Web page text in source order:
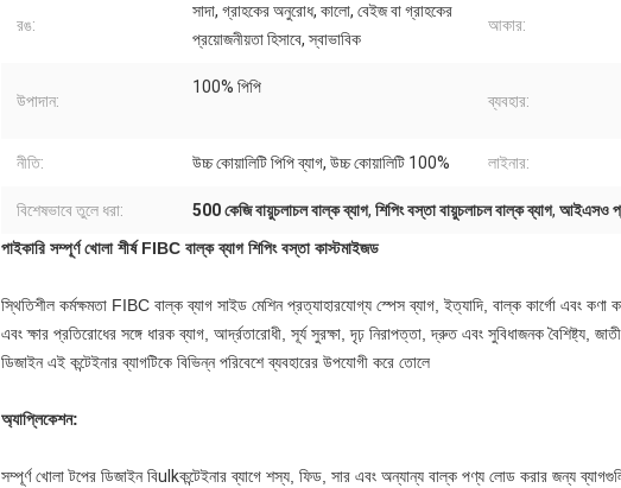
রঙ:
সাদা, গ্রাহকের অনুরোধ, কালো, বেইজ বা গ্রাহকের
প্রয়োজনীয়তা হিসাবে, স্বাভাবিক
আকার:
উপাদান:
100% পিপি
ব্যবহার:
নীতি: উচ্চ কোয়ালিটি পিপি ব্যাগ, উচ্চ কোয়ালিটি 100% লাইনার:
বিশেষভাবে তুলে ধরা: 500 কেজি বায়ুচলাচল বাল্ক ব্যাগ, শিপিং বস্তা বায়ুচলাচল বাল্ক ব্যাগ, আইএসও
পাইকারি সম্পূর্ণ খোলা শীর্ষ FIBC বাল্ক ব্যাগ শিপিং বস্তা কাস্টমাইজড
স্থিতিশীল কর্মক্ষমতা FIBC বাল্ক ব্যাগ সাইড মেশিন প্রত্যাহারযোগ্য স্পেস ব্যাগ, ইত্যাদি, বাল্ক কার্গো এবং কণা
এবং ক্ষার প্রতিরোধের সঙ্গে ধারক ব্যাগ, আর্দ্রতারোধী, সূর্য সুরক্ষা, দৃঢ় নিরাপত্তা, দ্রুত এবং সুবিধাজনক বৈশিষ্ট্য,
ডিজাইন এই কন্টেইনার ব্যাগটিকে বিভিন্ন পরিবেশে ব্যবহারের উপযোগী করে তোলে
অ্যাপ্লিকেশন:
সম্পূর্ণ খোলা টপের ডিজাইন বিulkকন্টেইনার ব্যাগে শস্য, ফিড, সার এবং অন্যান্য বাল্ক পণ্য লোড করার জন্য